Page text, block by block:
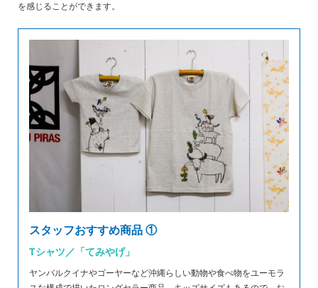
を感じることができます。
スタッフおすすめ商品 ①
Tシャツ／「てみやげ」
ヤンバルクイナやゴーヤーなど沖縄らしい動物や食べ物をユーモラ